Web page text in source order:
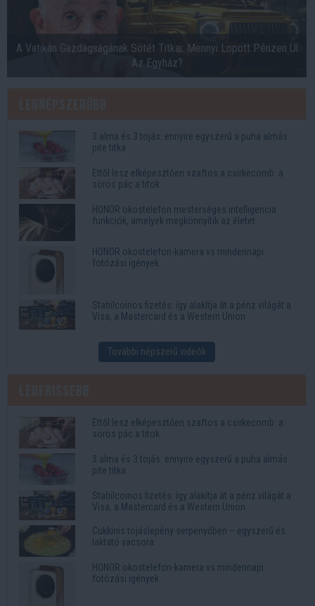
A Vatikán Gazdagságának Sötét Titkai: Mennyi Lopott Pénzen Ül
Az Egyház?
3 alma és 3 tojás: ennyire egyszerű a puha almás
pite titka
Ettől lesz elképesztően szaftos a csirkecomb: a
sörös pác a titok
HONOR okostelefon mesterséges intelligencia
funkciók, amelyek megkönnyítik az életet
HONOR okostelefon-kamera vs mindennapi
fotózási igények
Stabilcoinos fizetés: így alakítja át a pénz világát a
Visa, a Mastercard és a Western Union
További népszerű videók
Ettől lesz elképesztően szaftos a csirkecomb: a
sörös pác a titok
3 alma és 3 tojás: ennyire egyszerű a puha almás
pite titka
Stabilcoinos fizetés: így alakítja át a pénz világát a
Visa, a Mastercard és a Western Union
Cukkinis tojáslepény serpenyőben – egyszerű és
laktató vacsora
HONOR okostelefon-kamera vs mindennapi
fotózási igények